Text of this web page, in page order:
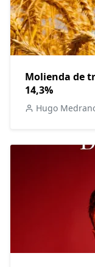
Molienda de
14,3%
Hugo